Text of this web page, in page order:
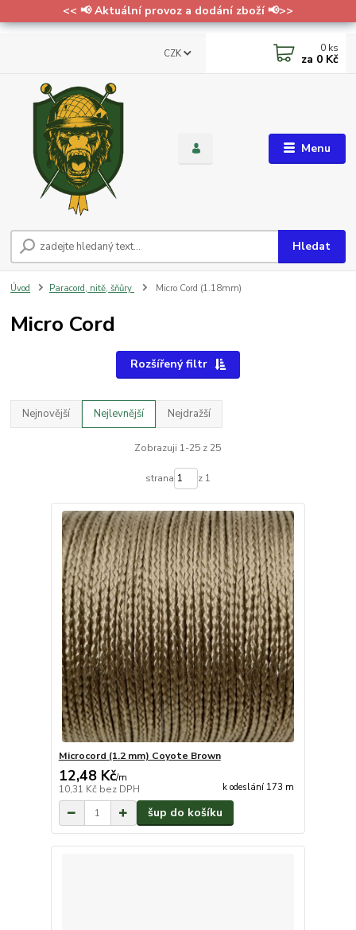
<< 📢 Aktuální provoz a dodání zboží 📢>>
Menu
CZK
Hledat
0 ks
za 0 Kč
Úvod Paracord, nitě, šňůry Micro Cord (1.18mm)
Micro Cord
Rozšířený filtr
Nejnovější Nejlevnější Nejdražší
Zobrazuji 1-25 z 25
strana z 1
Microcord (1.2 mm) Coyote Brown
12,48 Kč/m
10,31 Kč bez DPH k odeslání 173 m
šup do košíku